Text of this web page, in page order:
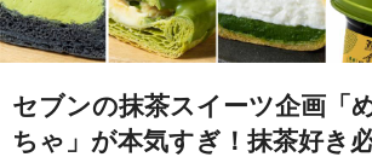
セブンの抹茶スイーツ企画「
ちゃ」が本気すぎ！抹茶好き